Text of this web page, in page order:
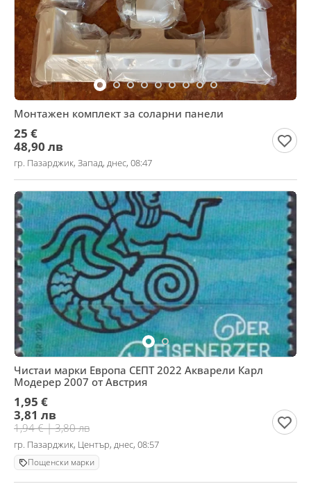
Монтажен комплект за соларни панели
25 €
48,90 лв
гр. Пазарджик, Запад, днес, 08:47
Чистaи марки Европа СЕПТ 2022 Акварели Карл
Модерер 2007 от Австрия
1,95 €
3,81 лв
1,94 € | 3,80 лв
гр. Пазарджик, Център, днес, 08:57
Пощенски марки